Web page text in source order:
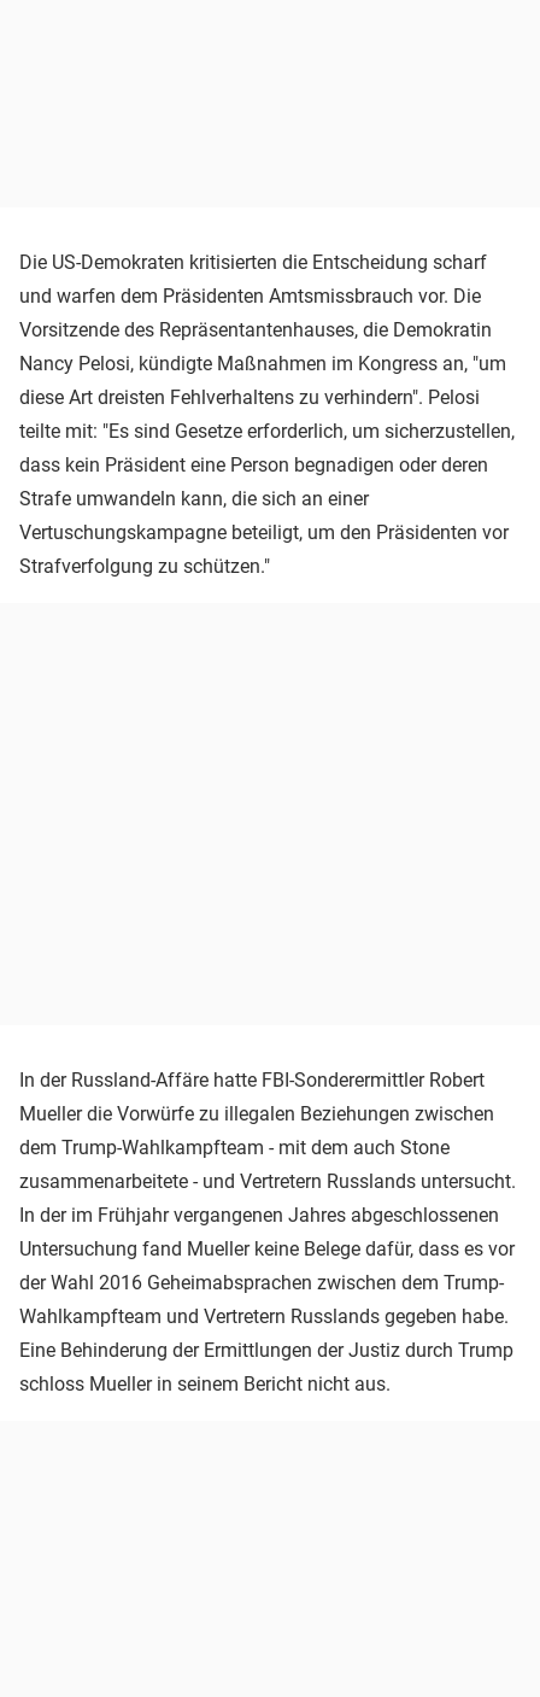
Die US-Demokraten kritisierten die Entscheidung scharf
und warfen dem Präsidenten Amtsmissbrauch vor. Die
Vorsitzende des Repräsentantenhauses, die Demokratin
Nancy Pelosi, kündigte Maßnahmen im Kongress an, "um
diese Art dreisten Fehlverhaltens zu verhindern". Pelosi
teilte mit: "Es sind Gesetze erforderlich, um sicherzustellen,
dass kein Präsident eine Person begnadigen oder deren
Strafe umwandeln kann, die sich an einer
Vertuschungskampagne beteiligt, um den Präsidenten vor
Strafverfolgung zu schützen."
In der Russland-Affäre hatte FBI-Sonderermittler Robert
Mueller die Vorwürfe zu illegalen Beziehungen zwischen
dem Trump-Wahlkampfteam - mit dem auch Stone
zusammenarbeitete - und Vertretern Russlands untersucht.
In der im Frühjahr vergangenen Jahres abgeschlossenen
Untersuchung fand Mueller keine Belege dafür, dass es vor
der Wahl 2016 Geheimabsprachen zwischen dem Trump-
Wahlkampfteam und Vertretern Russlands gegeben habe.
Eine Behinderung der Ermittlungen der Justiz durch Trump
schloss Mueller in seinem Bericht nicht aus.